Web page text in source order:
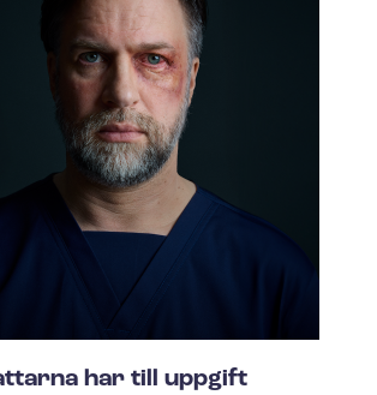
har till uppgift